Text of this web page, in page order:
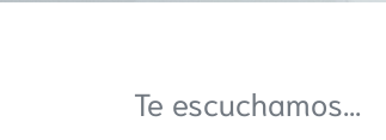
Te escuchamos...